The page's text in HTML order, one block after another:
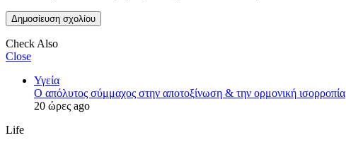
Check Also
Close
Υγεία
Ο απόλυτος σύμμαχος στην αποτοξίνωση & την ορμονική ισορροπία
20 ώρες ago
Life